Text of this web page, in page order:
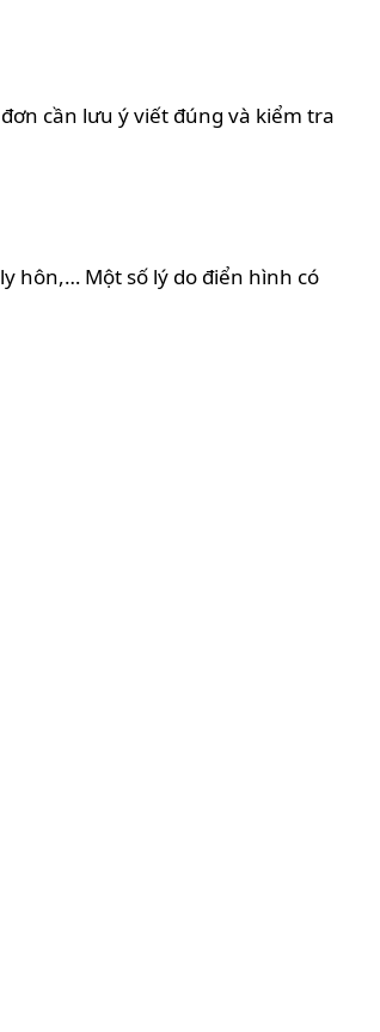
cần lưu ý viết đúng và kiểm tra
hôn,… Một số lý do điển hình có